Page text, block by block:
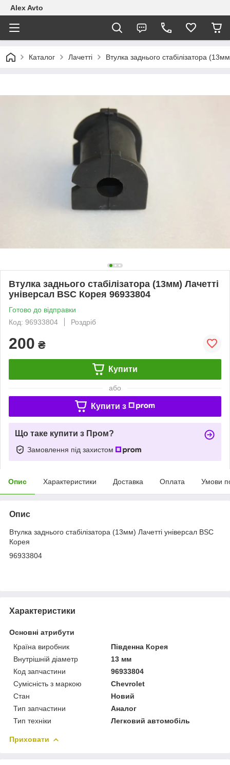
Alex Avto
Каталог Лачетті Втулка заднього стабілізатора
Втулка заднього стабілізатора (13мм) Лачетті
універсал BSC Корея 96933804
Готово до відправки
Код: 96933804
Роздріб
200 ₴
Купити
або
Купити з
Що таке купити з Пром?
Замовлення під захистом
Опис Характеристики Доставка Оплата Умови
Опис
Втулка заднього стабілізатора (13мм) Лачетті універсал BSC
Корея
96933804
Характеристики
Основні атрибути
Країна виробник
Південна Корея
Внутрішній діаметр
13 мм
Код запчастини
96933804
Сумісність з маркою
Chevrolet
Стан
Новий
Тип запчастини
Аналог
Тип техніки
Легковий автомобіль
Приховати